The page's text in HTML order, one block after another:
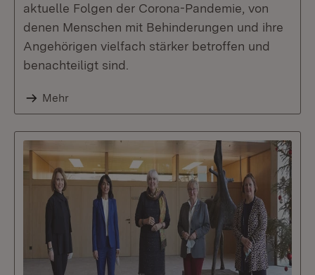
aktuelle Folgen der Corona-Pandemie, von
denen Menschen mit Behinderungen und ihre
Angehörigen vielfach stärker betroffen und
benachteiligt sind.
Mehr